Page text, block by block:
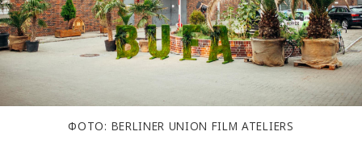
ФОТО: BERLINER UNION FILM ATELIERS